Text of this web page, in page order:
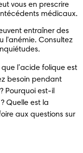
vous en prescrire
médicaux.
entraîner des
l'anémie. Consultez
l’acide folique est
besoin pendant
Pourquoi est-il
Quelle est la
aux questions sur